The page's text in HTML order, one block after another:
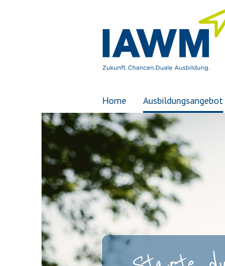
Home Ausbildungsangebot